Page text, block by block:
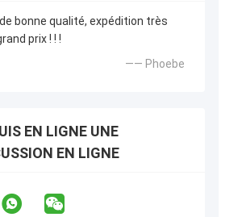
bonne qualité, expédition très
prix ! ! !
—— Phoebe
EN LIGNE UNE
EN LIGNE